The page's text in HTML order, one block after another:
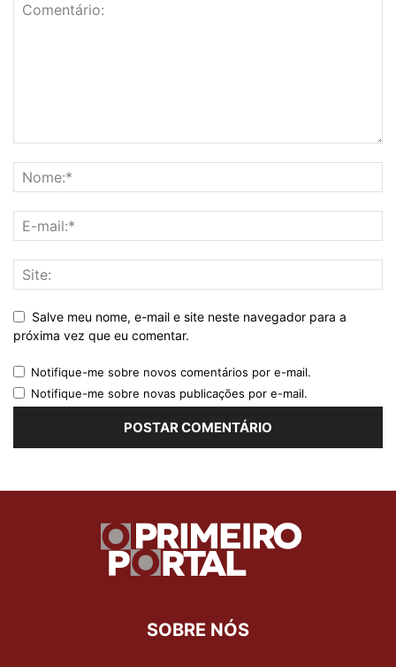
Salve meu nome, e-mail e site neste navegador para a
próxima vez que eu comentar.
Notifique-me sobre novos comentários por e-mail.
Notifique-me sobre novas publicações por e-mail.
SOBRE NÓS